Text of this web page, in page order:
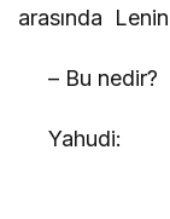
arasında
– Bu nedir?
Yahudi: